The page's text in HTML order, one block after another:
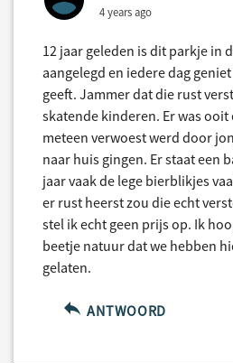
4 years ago
12 jaar geleden is dit parkje in
aangelegd en iedere dag
geeft. Jammer dat die rust
skatende kinderen. Er was
meteen verwoest werd door
naar huis gingen. Er staat een
jaar vaak de lege bierblikjes
er rust heerst zou die echt
stel ik echt geen prijs op. Ik
beetje natuur dat we hebben
gelaten.
ANTWOORD